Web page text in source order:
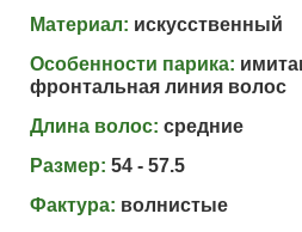
Материал: искусственный
Особенности парика:
фронтальная линия волос
Длина волос: средние
Размер: 54 - 57.5
Фактура: волнистые